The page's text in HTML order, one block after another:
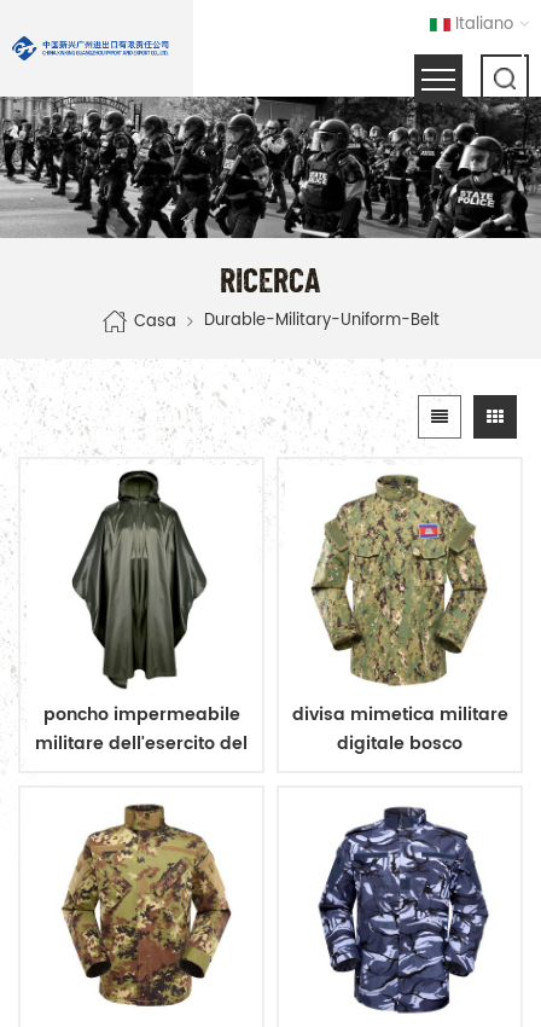
Italiano
RICERCA
Casa Durable-Military-Uniform-Belt
poncho impermeabile
militare dell'esercito del
impermeabile
divisa mimetica militare
digitale bosco